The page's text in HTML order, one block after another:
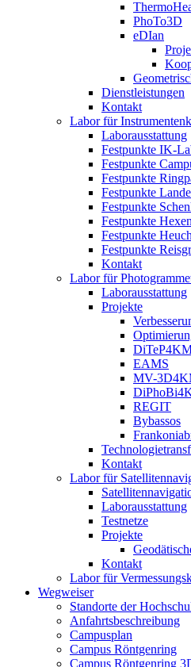
PhoTo3D
eDIan
Dienstleistungen
Kontakt
Labor für
Laborausstattung
Festpunkte IK-
Festpunkte
Festpunkte
Festpunkte
Festpunkte
Festpunkte
Festpunkte
Festpunkte
Kontakt
Labor für
Laborausstattung
Projekte
EAMS
MV-
REGIT
Bybassos
Kontakt
Labor für
Laborausstattung
Testnetze
Projekte
Kontakt
Labor für
Wegweiser
Standorte der
Anfahrtsbeschreibung
Campusplan
Campus Röntgenring
Campus Röntgenring